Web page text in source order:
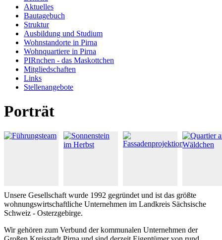
Aktuelles
Bautagebuch
Struktur
Ausbildung und Studium
Wohnstandorte in Pirna
Wohnquartiere in Pirna
PIRnchen - das Maskottchen
Mitgliedschaften
Links
Stellenangebote
Porträt
Unsere Gesellschaft wurde 1992 gegründet und ist das größte
wohnungswirtschaftliche Unternehmen im Landkreis Sächsische
Schweiz - Osterzgebirge.
Wir gehören zum Verbund der kommunalen Unternehmen der